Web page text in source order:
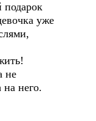
подарок
уже
не
на него.